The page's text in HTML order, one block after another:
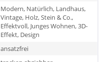
Modern, Natürlich, Landhaus,
Vintage, Holz, Stein & Co.,
Effektvoll, Junges Wohnen, 3D-
Effekt, Design
ansatzfrei